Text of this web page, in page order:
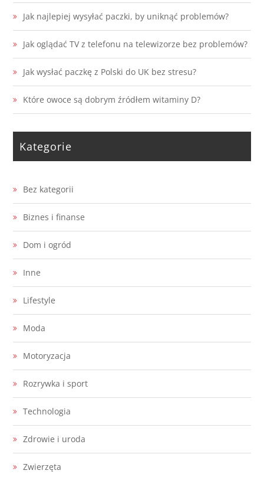
Jak najlepiej wysyłać paczki, by uniknąć problemów?
Jak oglądać TV z telefonu na telewizorze bez problemów?
Jak wysłać paczkę z Polski do UK bez stresu?
Które owoce są dobrym źródłem witaminy D?
Kategorie
Bez kategorii
Biznes i finanse
Dom i ogród
Inne
Lifestyle
Moda
Motoryzacja
Rozrywka i sport
Technologia
Zdrowie i uroda
Zwierzęta